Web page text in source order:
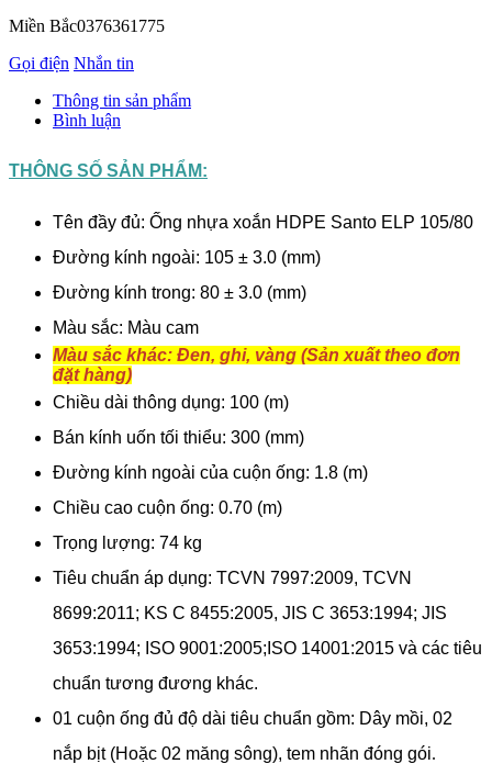
Miền Bắc0376361775
Gọi điện Nhắn tin
Thông tin sản phẩm
Bình luận
THÔNG SỐ SẢN PHẨM:
Tên đầy đủ: Ống nhựa xoắn HDPE Santo ELP 105/80
Đường kính ngoài: 105 ± 3.0 (mm)
Đường kính trong: 80 ± 3.0 (mm)
Màu sắc: Màu cam
Màu sắc khác: Đen, ghi, vàng (Sản xuất theo đơn
đặt hàng)
Chiều dài thông dụng: 100 (m)
Bán kính uốn tối thiểu: 300 (mm)
Đường kính ngoài của cuộn ống: 1.8 (m)
Chiều cao cuộn ống: 0.70 (m)
Trọng lượng: 74 kg
Tiêu chuẩn áp dụng: TCVN 7997:2009, TCVN
8699:2011; KS C 8455:2005, JIS C 3653:1994; JIS
3653:1994; ISO 9001:2005;ISO 14001:2015 và các tiêu
chuẩn tương đương khác.
01 cuộn ống đủ độ dài tiêu chuẩn gồm: Dây mồi, 02
nắp bịt (Hoặc 02 măng sông), tem nhãn đóng gói.